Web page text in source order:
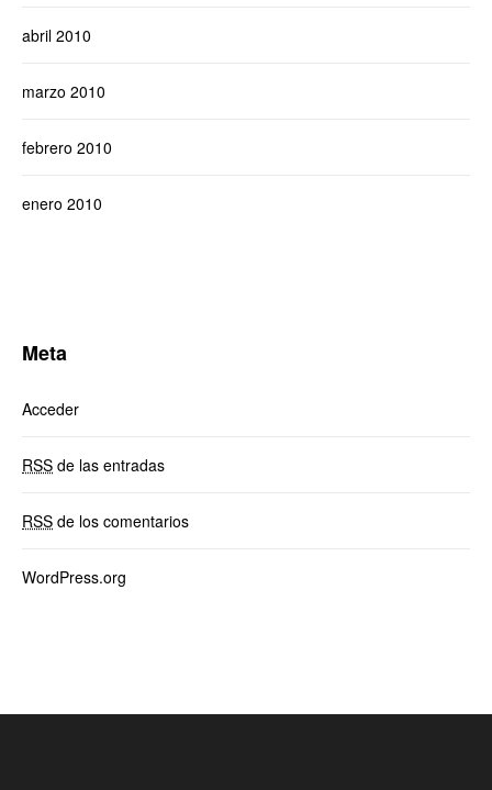
abril 2010
marzo 2010
febrero 2010
enero 2010
Meta
Acceder
RSS de las entradas
RSS de los comentarios
WordPress.org